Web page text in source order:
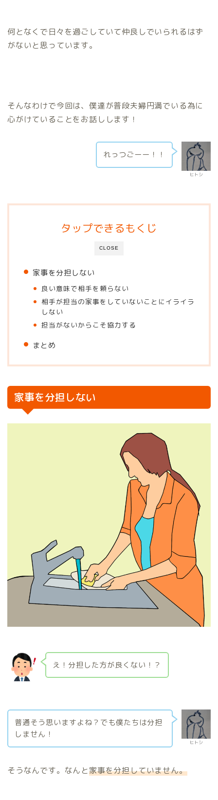
何となくで日々を過ごしていて仲良しでいられるはず
がないと思っています。
そんなわけで今回は、僕達が普段夫婦円満でいる為に
心がけていることをお話しします！
ヒトシ
れっつごーー！！
CLOSE
タップできるもくじ
家事を分担しない
良い意味で相手を頼らない
相手が担当の家事をしていないことにイライラ
しない
担当がないからこそ協力する
まとめ
家事を分担しない
え！分担した方が良くない！？
ヒトシ
普通そう思いますよね？でも僕たちは分担
しません！
そうなんです。なんと家事を分担していません。